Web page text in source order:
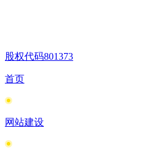
股权代码801373
首页
网站建设